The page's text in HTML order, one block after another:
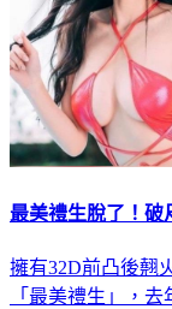
最美禮生脫了！
擁有32D前凸後翹
「最美禮生」，